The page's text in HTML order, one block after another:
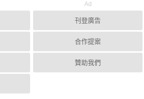
Ad
刊登廣告
合作提案
贊助我們